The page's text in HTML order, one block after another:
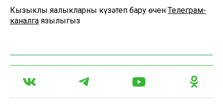
Кызыклы яңалыкларны күзәтеп бару өчен Телеграм-
каналга язылыгыз